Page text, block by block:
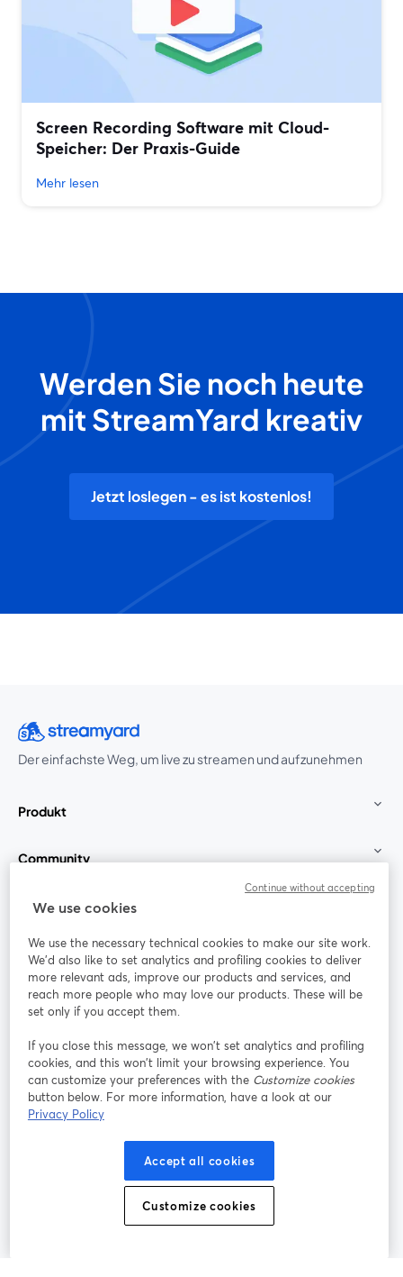
Screen Recording Software mit Cloud-
Speicher: Der Praxis-Guide
Mehr lesen
Werden Sie noch heute
mit StreamYard kreativ
Jetzt loslegen - es ist kostenlos!
Der einfachste Weg, um live zu streamen und aufzunehmen
Produkt
Community
StreamYard für
Mitmachen
Webinar Facebook
wird in einem neuen Tab geöffnet
X (Twitter)
wird in einem neuen Tab geöffnet
Nutzungsbedingungen
wird in einem neuen Tab geöffnet
Datenschutzrichtlinie
wird in einem neuen Tab geöffnet
Cookie-Richtlinie
Cookie-Einstellungen Hilfe-Center
We use cookies
We use the necessary technical cookies to make our site work.
We'd also like to set analytics and profiling cookies to deliver
more relevant ads, improve our products and services, and
reach more people who may love our products. These will be
set only if you accept them.
If you close this message, we won’t set analytics and profiling
cookies, and this won’t limit your browsing experience. You
can customize your preferences with the Customize cookies
button below. For more information, have a look at our
Privacy Policy
Accept all cookies
Customize cookies
Continue without accepting